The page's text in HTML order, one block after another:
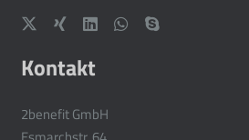
Kontakt
2benefit GmbH